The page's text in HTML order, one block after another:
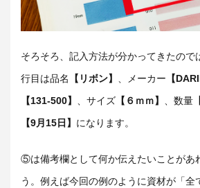
そろそろ、記入方法が分かってきたので
行目は品名
【リボン】 、メーカー 【
【131-500】 、サイズ 【６ｍｍ】 、数量
【9月15日】 になります。
⑤は備考欄として何か伝えたいことがあ
う。例えば今回の例のように資材が「全